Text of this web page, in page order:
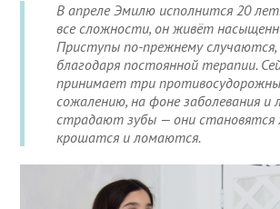
В апреле Эмилю исполнится 20
все сложности, он живёт
Приступы по-прежнему
благодаря постоянной терапии.
принимает три
сожалению, на фоне заболевания и
страдают зубы — они становятся
крошатся и ломаются.